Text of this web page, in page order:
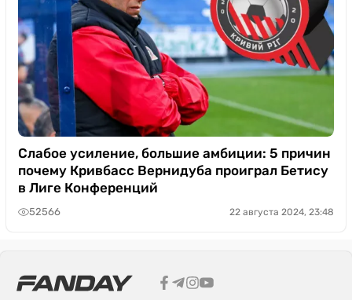
Слабое усиление, большие амбиции: 5 причин
почему Кривбасс Вернидуба проиграл Бетису
в Лиге Конференций
52566 22 августа 2024, 23:48